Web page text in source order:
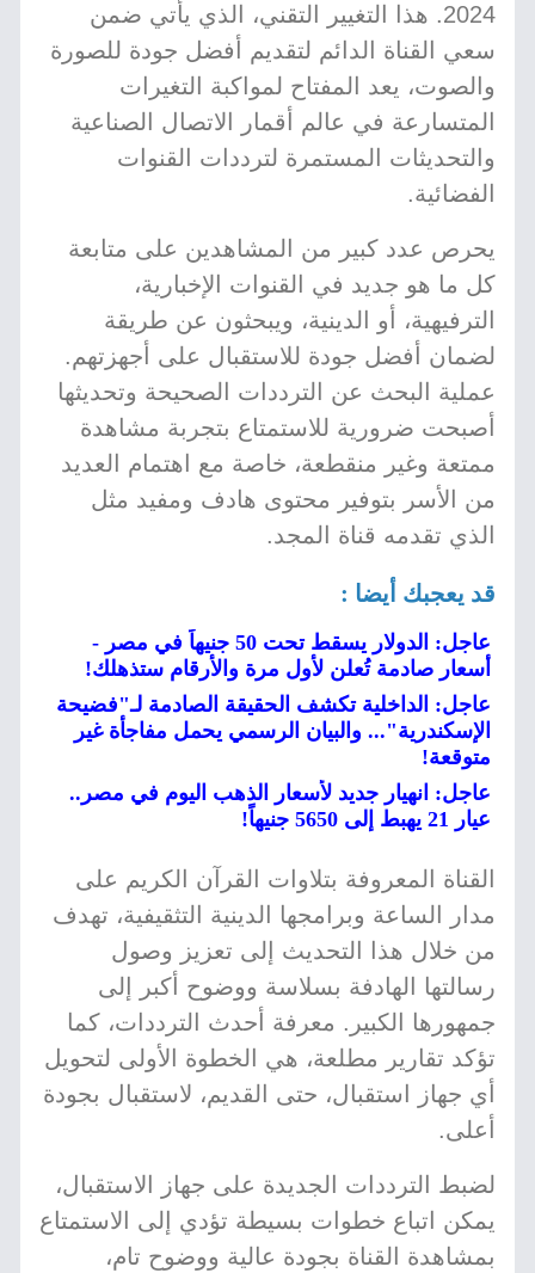
2024. هذا التغيير التقني، الذي يأتي ضمن
سعي القناة الدائم لتقديم أفضل جودة للصورة
والصوت، يعد المفتاح لمواكبة التغيرات
المتسارعة في عالم أقمار الاتصال الصناعية
والتحديثات المستمرة لترددات القنوات
الفضائية.
يحرص عدد كبير من المشاهدين على متابعة
كل ما هو جديد في القنوات الإخبارية،
الترفيهية، أو الدينية، ويبحثون عن طريقة
لضمان أفضل جودة للاستقبال على أجهزتهم.
عملية البحث عن الترددات الصحيحة وتحديثها
أصبحت ضرورية للاستمتاع بتجربة مشاهدة
ممتعة وغير منقطعة، خاصة مع اهتمام العديد
من الأسر بتوفير محتوى هادف ومفيد مثل
الذي تقدمه قناة المجد.
قد يعجبك أيضا :
عاجل: الدولار يسقط تحت 50 جنيهاً في مصر -
أسعار صادمة تُعلن لأول مرة والأرقام ستذهلك!
عاجل: الداخلية تكشف الحقيقة الصادمة لـ"فضيحة
الإسكندرية"... والبيان الرسمي يحمل مفاجأة غير
متوقعة!
عاجل: انهيار جديد لأسعار الذهب اليوم في مصر..
عيار 21 يهبط إلى 5650 جنيهاً!
القناة المعروفة بتلاوات القرآن الكريم على
مدار الساعة وبرامجها الدينية التثقيفية، تهدف
من خلال هذا التحديث إلى تعزيز وصول
رسالتها الهادفة بسلاسة ووضوح أكبر إلى
جمهورها الكبير. معرفة أحدث الترددات، كما
تؤكد تقارير مطلعة، هي الخطوة الأولى لتحويل
أي جهاز استقبال، حتى القديم، لاستقبال بجودة
أعلى.
لضبط الترددات الجديدة على جهاز الاستقبال،
يمكن اتباع خطوات بسيطة تؤدي إلى الاستمتاع
بمشاهدة القناة بجودة عالية ووضوح تام،